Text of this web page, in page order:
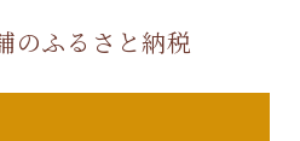
のふるさと納税